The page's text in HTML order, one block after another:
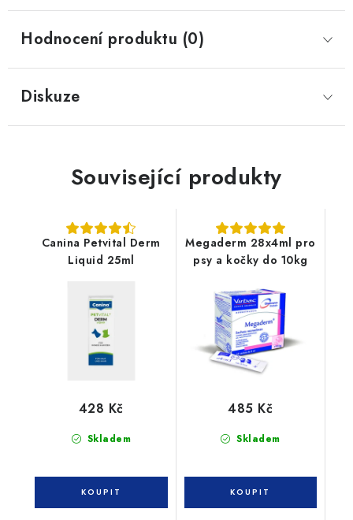
Hodnocení produktu (0)
Diskuze
Související produkty
Canina Petvital Derm
Liquid 25ml
Skladem
428 Kč
Megaderm 28x4ml pro
psy a kočky do 10kg
Skladem
485 Kč